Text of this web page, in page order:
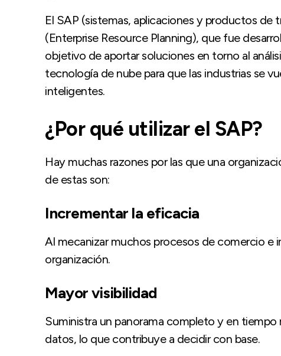
El SAP (sistemas, aplicaciones y productos
(Enterprise Resource Planning), que fue
objetivo de aportar soluciones en torno al
tecnología de nube para que las industrias se
inteligentes.
¿Por qué utilizar el SAP?
Hay muchas razones por las que una
de estas son:
Incrementar la eficacia
Al mecanizar muchos procesos de comercio e
organización.
Mayor visibilidad
Suministra un panorama completo y en tiempo
datos, lo que contribuye a decidir con base.